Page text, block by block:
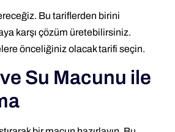
Bu tariflerden birini
karşı çözüm üretebilirsiniz.
önceliğiniz olacak tarifi seçin.
Su Macunu ile